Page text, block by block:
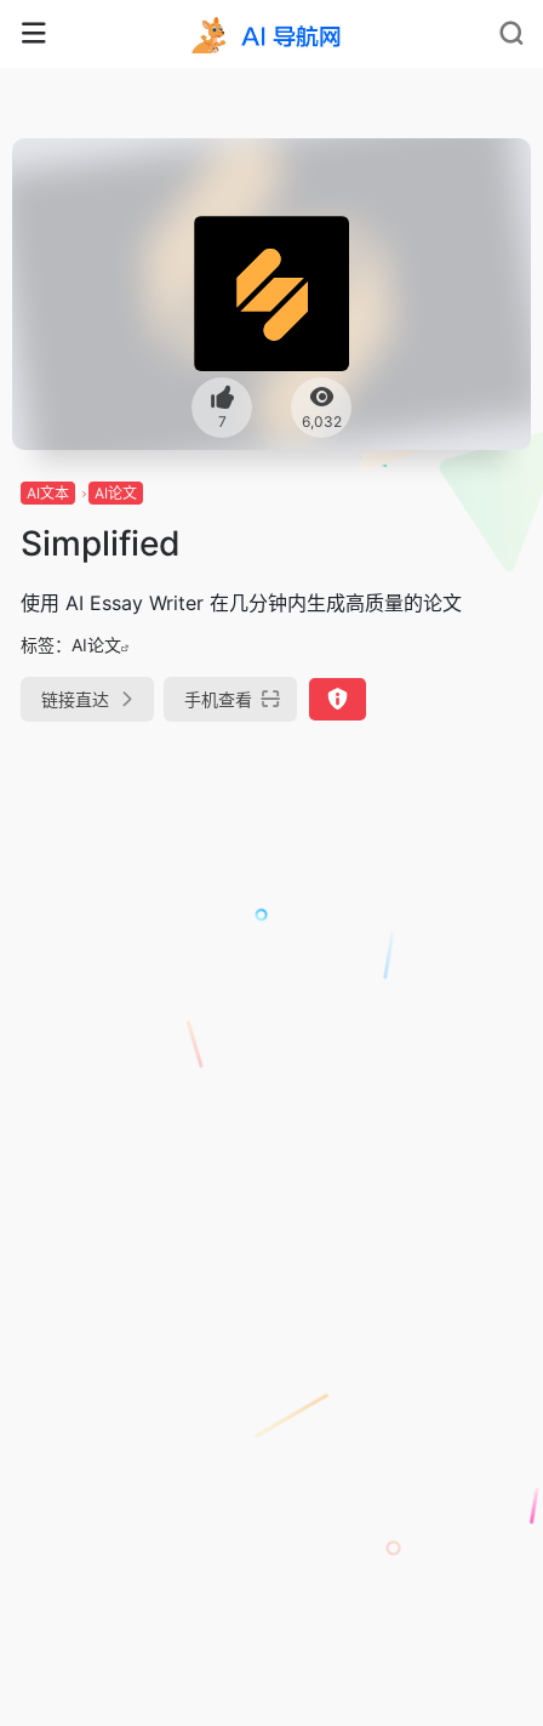
7 6,032
AI文本 AI论文
Simplified
使用 AI Essay Writer 在几分钟内生成高质量的论文
标签： AI论文
链接直达 手机查看